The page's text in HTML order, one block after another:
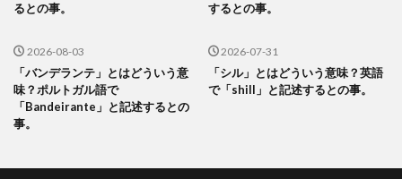
るとの事。
するとの事。
2026-08-03
「バンデランテ」とはどういう意
味？ポルトガル語で
「Bandeirante」と記述するとの
事。
2026-07-31
「シル」とはどういう意味？英語
で「shill」と記述するとの事。